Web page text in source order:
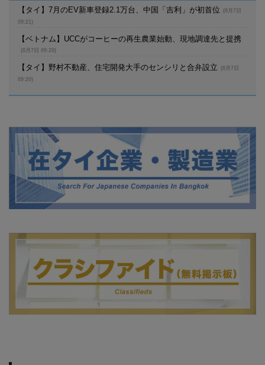
【タイ】7月のEV新車登録2.1万台、中国「吉利」が初首位
(8月7日
09:21)
【ベトナム】UCCがコーヒーの再生農業始動、現地調達先と提携
(8月7日 09:20)
【タイ】野村不動産、住宅開発大手のセンシリと合弁設立
(8月7日
09:20)